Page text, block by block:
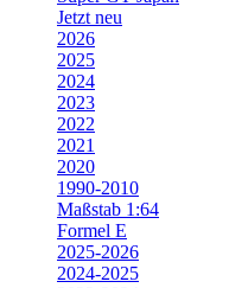
Jetzt neu
2026
2025
2024
2023
2022
2021
2020
1990-2010
Maßstab 1:64
Formel E
2025-2026
2024-2025